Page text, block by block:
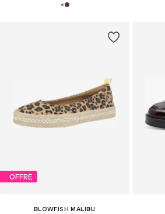
OFFRE
BLOWFISH MALIBU